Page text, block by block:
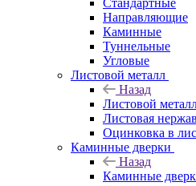
Стандартные
Направляющие
Каминные
Туннельные
Угловые
Листовой металл
Назад
Листовой
Листовая
Оцинковка в
Каминные дверки
Назад
Каминные